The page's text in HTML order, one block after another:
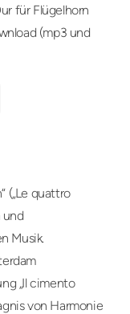
für Flügelhorn
(mp3 und
(„Le quattro
und
Musik.
„Il cimento
von Harmonie